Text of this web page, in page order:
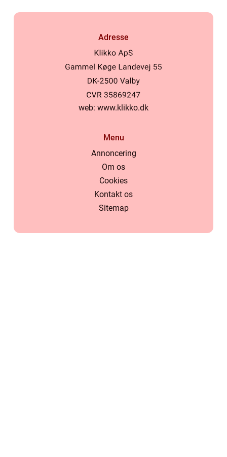
Adresse
web: www.klikko.dk
Menu
Annoncering
Om os
Cookies
Kontakt os
Sitemap